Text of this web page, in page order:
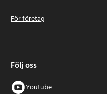
För företag
Följ oss
Youtube